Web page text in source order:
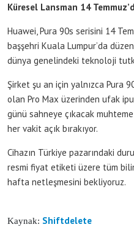
Küresel Lansman 14
Huawei, Pura 90s serisini 14
başşehri Kuala Lumpur’da
dünya genelindeki teknoloji
Şirket şu an için yalnızca Pura
olan Pro Max üzerinden ufak
günü sahneye çıkacak
her vakit açık bırakıyor.
Cihazın Türkiye pazarındaki
resmi fiyat etiketi üzere tüm
hafta netleşmesini bekliyoruz.
Kaynak: Shiftdelete